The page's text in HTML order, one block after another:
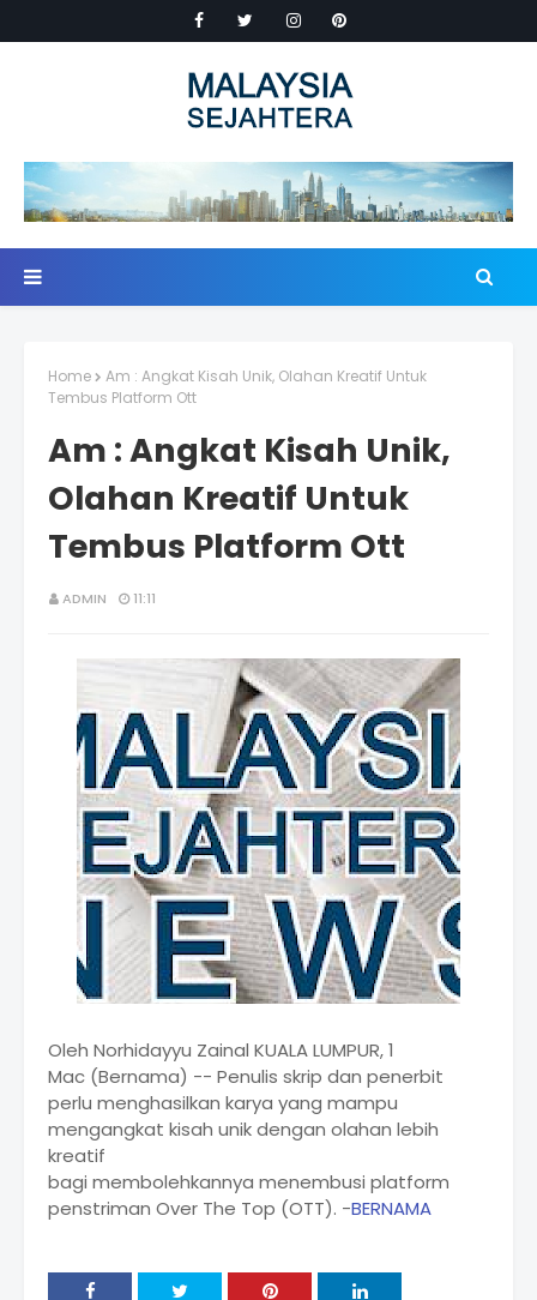
Home
Am : Angkat Kisah Unik, Olahan Kreatif Untuk
Tembus Platform Ott
Am : Angkat Kisah Unik,
Olahan Kreatif Untuk
Tembus Platform Ott
ADMIN 11:11
Oleh Norhidayyu Zainal KUALA LUMPUR, 1
Mac (Bernama) -- Penulis skrip dan penerbit
perlu menghasilkan karya yang mampu
mengangkat kisah unik dengan olahan lebih
kreatif
bagi membolehkannya menembusi platform
penstriman Over The Top (OTT). -BERNAMA